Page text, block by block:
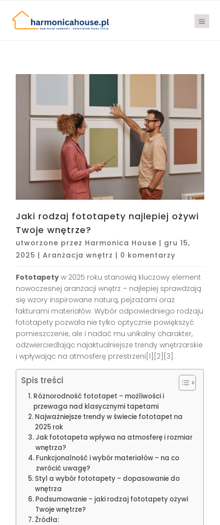
Jaki rodzaj fototapety najlepiej ożywi
Twoje wnętrze?
utworzone przez Harmonica House | gru 15,
2025 |Aranżacja wnętrz | 0 komentarzy
Fototapety w 2025 roku stanowią kluczowy element
nowoczesnej aranżacji wnętrz – najlepiej sprawdzają
się wzory inspirowane naturą, pejzażami oraz
fakturami materiałów. Wybór odpowiedniego rodzaju
fototapety pozwala nie tylko optycznie powiększyć
pomieszczenie, ale i nadać mu unikalny charakter,
odzwierciedlając najaktualniejsze trendy wnętrzarskie
i wpływając na atmosferę przestrzeni[1][2][3].
Spis treści
Różnorodność fototapet – możliwości i
przewaga nad klasycznymi tapetami
Najważniejsze trendy w świecie fototapet na
2025 rok
Jak fototapeta wpływa na atmosferę i rozmiar
wnętrza?
Funkcjonalność i wybór materiałów – na co
zwrócić uwagę?
Styl a wybór fototapety – dopasowanie do
wnętrza
Podsumowanie – jaki rodzaj fototapety ożywi
Twoje wnętrze?
Źródła: